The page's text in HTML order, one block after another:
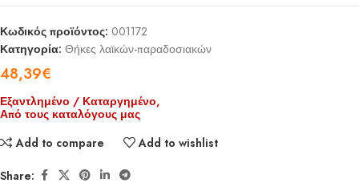
Κωδικός προϊόντος: 001172
Κατηγορία: Θήκες λαϊκών-παραδοσιακών
48,39€
Εξαντλημένο / Καταργημένο,
Από τους καταλόγους μας
Add to compare
Add to wishlist
Share: